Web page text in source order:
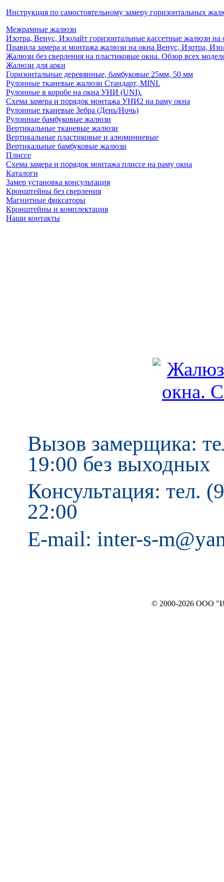
Инструкция по самостоятельному замеру горизонтальных
Межрамные жалюзи
Изотра, Венус, Изолайт горизонтальные кассетные жалюзи на
Правила замера и монтажа жалюзи на окна Венус, Изотра,
Жалюзи без сверления на пластиковые окна. Обзор всех
Жалюзи для арки
Горизонтальные деревянные, бамбуковые 25мм, 50 мм
Рулонные тканевые жалюзи Стандарт, MINI.
Рулонные в коробе на окна УНИ (UNI).
Схема замера и порядок монтажа УНИ2 на раму окна
Рулонные тканевые Зебра (День/Ночь)
Рулонные бамбуковые жалюзи
Вертикальные тканевые жалюзи
Вертикальные пластиковые и алюминиевые
Вертикальные бамбуковые жалюзи
Плиссе
Схема замера и порядок монтажа плиссе на раму окна
Каталоги
Замер установка консультация
Кронштейны без сверления
Магнитные фиксаторы
Кронштейны и комплектация
Наши контакты
Вызов замерщика:
19:00 без выходных
Консультация: тел.
22:00
E-mail: inter-s-
© 2000-2026 ООО "ИНТЕРЬЕР`c"